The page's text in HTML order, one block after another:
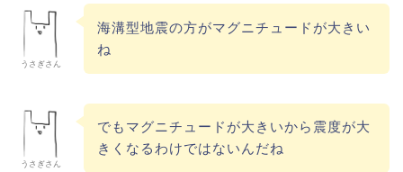
うさぎさん
海溝型地震の方がマグニチュードが大きい
ね
うさぎさん
でもマグニチュードが大きいから震度が大
きくなるわけではないんだね